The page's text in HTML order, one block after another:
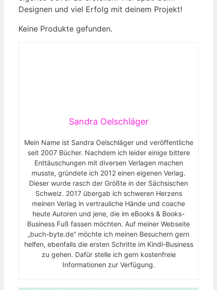
Designen und viel Erfolg mit deinem Projekt!
Keine Produkte gefunden.
Sandra Oelschläger
Mein Name ist Sandra Oelschläger und veröffentliche
seit 2007 Bücher. Nachdem ich leider einige bittere
Enttäuschungen mit diversen Verlagen machen
musste, gründete ich 2012 einen eigenen Verlag.
Dieser wurde rasch der Größte in der Sächsischen
Schweiz. 2017 übergab ich schweren Herzens
meinen Verlag in vertrauliche Hände und coache
heute Autoren und jene, die im eBooks & Books-
Business Fuß fassen möchten. Auf meiner Webseite
„buch-byte.de“ möchte ich meinen Besuchern gern
helfen, ebenfalls die ersten Schritte im Kindl-Business
zu gehen. Dafür stelle ich gern kostenfreie
Informationen zur Verfügung.